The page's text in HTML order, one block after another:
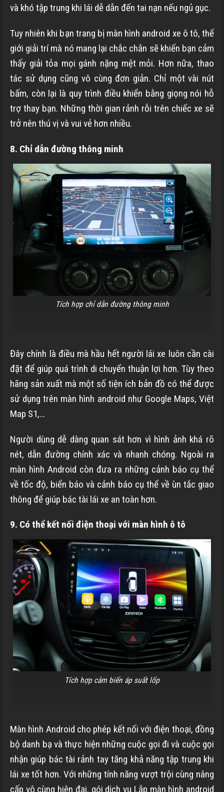
và khó tập trung khi lái dễ dẫn đến tai nạn nếu ngủ gục.
Tuy nhiên khi bạn trang bị màn hình android xe ô tô, thế
giới giải trí mà nó mang lại chắc chắn sẽ khiến bạn cảm
thấy giải tỏa mọi gánh nặng mệt mỏi. Hơn nữa, thao
tác sử dụng cũng vô cùng đơn giản. Chỉ một vài nút
bấm, còn lại là quy trình điều khiển bằng giọng nói hỗ
trợ thay bạn. Những thời gian rảnh rỗi trên chiếc xe sẽ
trở nên thú vị và vui vẻ hơn nhiều.
8. Chỉ dẫn đường thông minh
Tích hợp chỉ dẫn đường thông minh
Đây chính là điều mà hầu hết người lái xe luôn cần cài
đặt để giúp quá trình di chuyển thuận lợi hơn. Tùy theo
hãng sản xuất mà một số tiện ích bản đồ có thể được
sử dụng trên màn hình android như Google Maps, Việt
Map S1,…
Người dùng dễ dàng quan sát hơn vì hình ảnh khá rõ
nét, dẫn đường chính xác và nhanh chóng. Ngoài ra
màn hình Android còn đưa ra những cảnh báo cụ thể
về tốc độ, biển báo và cảnh báo cụ thể về ùn tắc giao
thông để giúp bác tài lái xe an toàn hơn.
9. Có thể kết nối điện thoại với màn hình ô tô
Tích hợp cảm biến áp suất lốp
Màn hình Android cho phép kết nối với điện thoại, đồng
bộ danh bạ và thực hiện những cuộc gọi đi và cuộc gọi
nhận giúp bác tài rảnh tay tăng khả năng tập trung khi
lái xe tốt hơn. Với những tính năng vượt trội cùng nâng
cấp vô cùng hiện đại, gói dịch vụ Lắp màn hình android